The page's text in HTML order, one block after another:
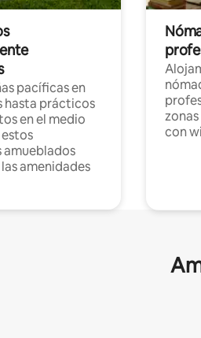
pacíficas en
hasta prácticos
en el medio
amenidades
con